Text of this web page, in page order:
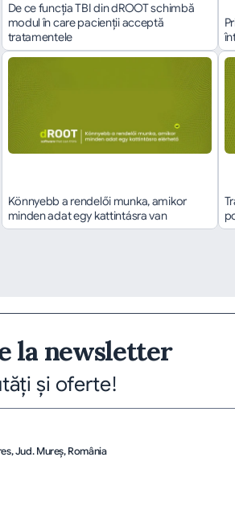
De ce funcția TBI din dROOT schimbă
modul în care pacienții acceptă
tratamentele
Könnyebb a rendelői munka, amikor
minden adat egy kattintásra van
la newsletter
și oferte!
Jud. Mureş, România